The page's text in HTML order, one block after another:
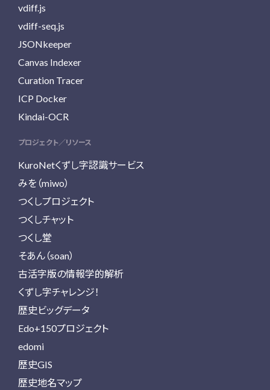
vdiff.js
vdiff-seq.js
JSONkeeper
Canvas Indexer
Curation Tracer
ICP Docker
Kindai-OCR
プロジェクト／リソース
KuroNetくずし字認識サービス
みを（miwo）
つくしプロジェクト
つくしチャット
つくし堂
そあん（soan）
古活字版の情報学的解析
くずし字チャレンジ！
歴史ビッグデータ
Edo+150プロジェクト
edomi
歴史GIS
歴史地名マップ